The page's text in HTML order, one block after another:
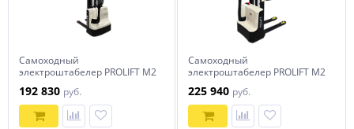
Самоходный
электроштабелер PROLIFT M2
192 830 руб.
Самоходный
электроштабелер PROLIFT M2
225 940 руб.